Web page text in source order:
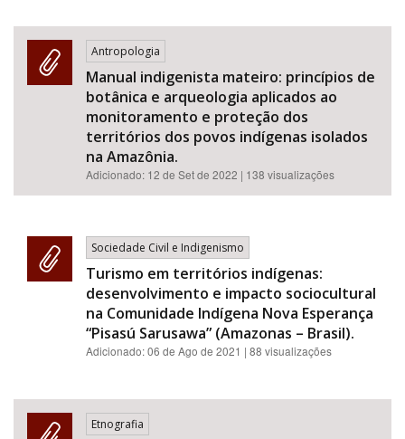
Antropologia
Manual indigenista mateiro: princípios de
botânica e arqueologia aplicados ao
monitoramento e proteção dos
territórios dos povos indígenas isolados
na Amazônia.
Adicionado: 12 de Set de 2022 | 138 visualizações
Sociedade Civil e Indigenismo
Turismo em territórios indígenas:
desenvolvimento e impacto sociocultural
na Comunidade Indígena Nova Esperança
“Pisasú Sarusawa” (Amazonas – Brasil).
Adicionado:06 de Ago de 2021 | 88 visualizações
Etnografia